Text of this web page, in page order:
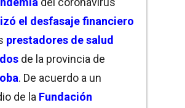
el desfasaje financiero
prestadores de salud
de la provincia de
. De acuerdo a un
de la Fundación